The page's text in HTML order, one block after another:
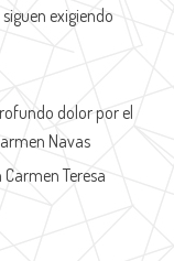
exigiendo
dolor por el
Navas
Teresa